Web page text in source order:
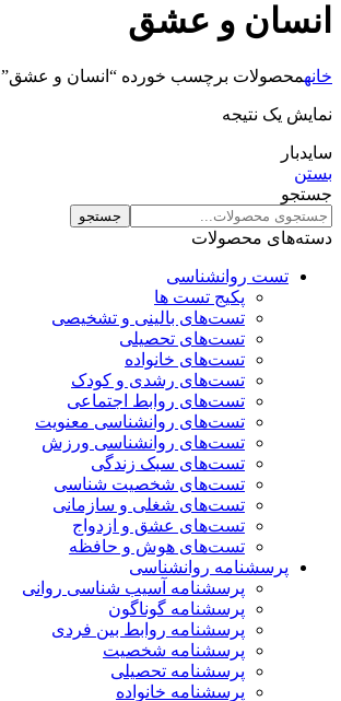
انسان و عشق
خانهمحصولات برچسب خورده “انسان و عشق”
نمایش یک نتیجه
سایدبار
بستن
جستجو
جستجو
دسته‌های محصولات
تست روانشناسی
پکیج تست ها
تست‌های بالینی و تشخیصی
تست‌های تحصیلی
تست‌های خانواده
تست‌های رشدی و کودک
تست‌های روابط اجتماعی
تست‌های روانشناسی معنویت
تست‌های روانشناسی ورزش
تست‌های سبک زندگی
تست‌های شخصیت شناسی
تست‌های شغلی و سازمانی
تست‌های عشق و ازدواج
تست‌های هوش و حافظه
پرسشنامه روانشناسی
پرسشنامه آسیب شناسی روانی
پرسشنامه گوناگون
پرسشنامه روابط بین فردی
پرسشنامه شخصیت
پرسشنامه تحصیلی
پرسشنامه خانواده